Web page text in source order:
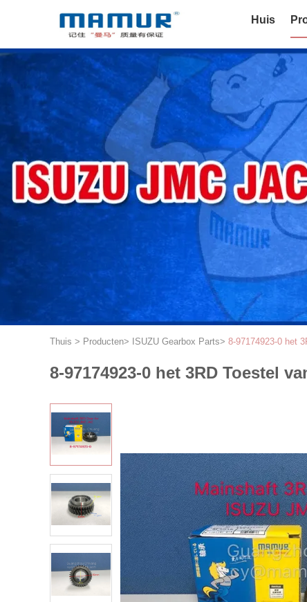
Huis
Thuis > Producten> ISUZU Gearbox Parts> 8-97174923-0 het
8-97174923-0 het 3RD Toestel